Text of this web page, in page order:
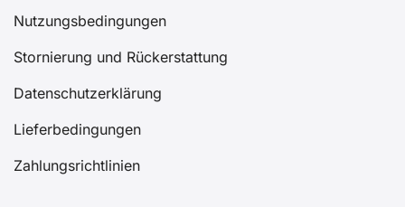
Nutzungsbedingungen
Stornierung und Rückerstattung
Datenschutzerklärung
Lieferbedingungen
Zahlungsrichtlinien